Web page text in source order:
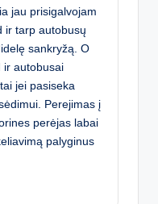
jau prisigalvojam
ir tarp autobusų
sankryžą. O
ir autobusai
jei pasiseka
Perejimas į
perėjas labai
palyginus